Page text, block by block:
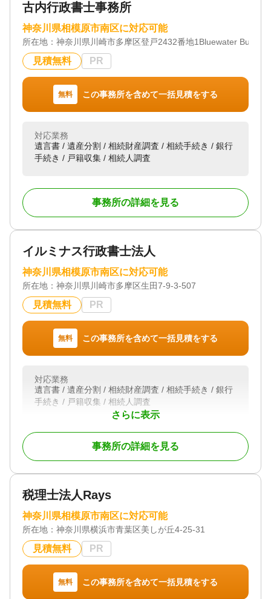
れぞれの状況に寄り添いながら、スムーズな相続税
また、生前対策では、相続税の試算や贈与・遺言・
不動産の整理・保険活用などを通じて、トラブルを
未然に防ぎ、ご家族の安心をつなぐサポートをしま
す。
対応地域
対応業務
遺産分割 / 相続財産調査 / 相続税申告 / 相続手続き
古内行政書士事務所
神奈川県相模原市南区に対応可能
所在地： 神奈川県川崎市多摩区登戸2432番地1Bluewater
見積無料 PR
無料 この事務所を含めて一括見積をする
対応業務
遺言書 / 遺産分割 / 相続財産調査 / 相続手続き / 銀行
手続き / 戸籍収集 / 相続人調査
事務所の詳細を見る
イルミナス行政書士法人
神奈川県相模原市南区に対応可能
所在地： 神奈川県川崎市多摩区生田7-9-3-507
見積無料 PR
無料 この事務所を含めて一括見積をする
さらに表示
対応業務
遺言書 / 遺産分割 / 相続財産調査 / 相続手続き / 銀行
手続き / 戸籍収集 / 相続人調査
初回相談無料
事務所の詳細を見る
税理士法人Rays
神奈川県相模原市南区に対応可能
所在地： 神奈川県横浜市青葉区美しが丘4-25-31
見積無料 PR
無料 この事務所を含めて一括見積をする